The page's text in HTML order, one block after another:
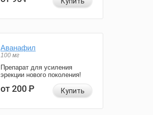
Аванафил
100 мг
Препарат для усиления
эрекции нового поколения!
от 200Р Купить